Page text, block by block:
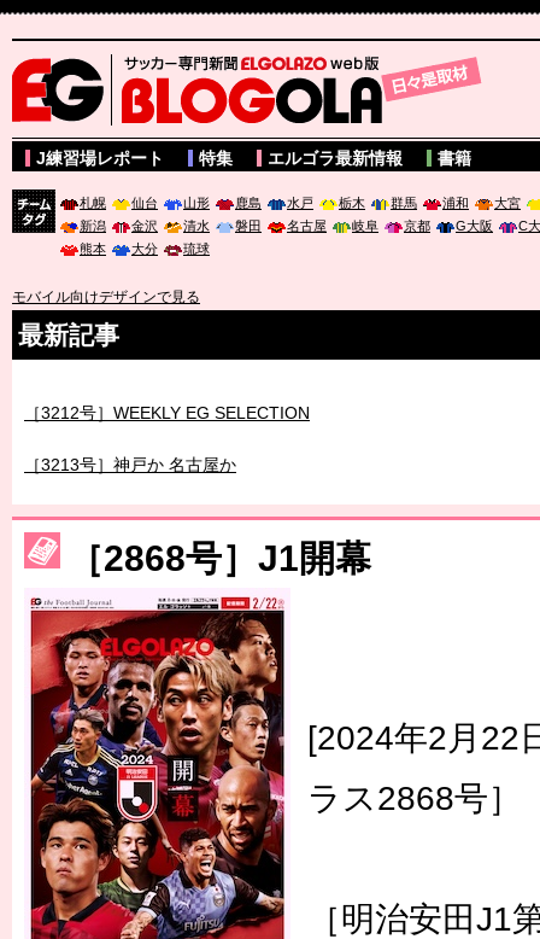
サッカー専門新聞ELGOLAZO web版 BLOGOLA
J練習場レポート 特集 エルゴラ最新情報 書籍
札幌 仙台 山形 鹿島 水戸 栃木 群馬 浦和
大宮
新潟
金沢 清水 磐田 名古屋 岐阜 京都 G大阪
C
熊本
大分 琉球
モバイル向けデザインで見る
最新記事
［3214号］WEST制覇
［3215号］WEEKLY EG SELECTION
［3216号］行く末占うラストワン
［3217号］最高の景色へ出国
［3218号］WEEKLY EG SELECTION
［3219号］特別な覇者へ 大逆転か連破か
［3220号］伝説の王者、黄金のシャーレ
［2868号］J1開幕
[2024年2月
ラス2868号］
［明治安田J1